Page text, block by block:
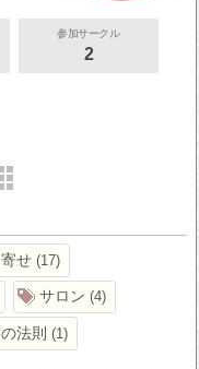
参加サークル
2
せ 17
サロン 4
法則 1